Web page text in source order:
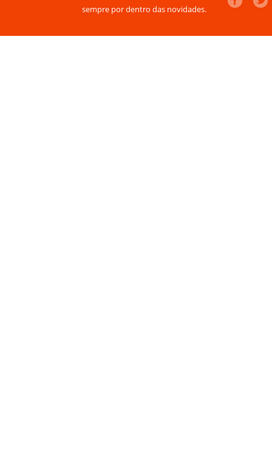
sempre por dentro das novidades.